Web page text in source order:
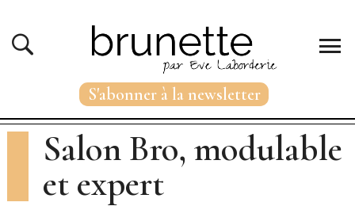
Salon Bro, modulable
et expert
S'abonner à la newsletter